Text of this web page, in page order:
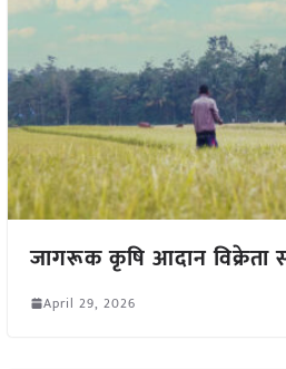
जागरूक कृषि आदान विक्रेता
April 29, 2026